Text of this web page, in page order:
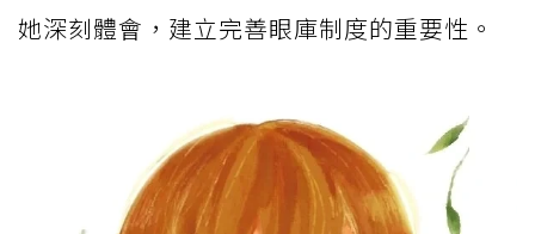
她深刻體會，建立完善眼庫制度的重要性。